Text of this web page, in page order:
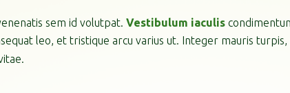
sem id volutpat. Vestibulum iaculis
leo, et tristique arcu varius ut. Integer mauris